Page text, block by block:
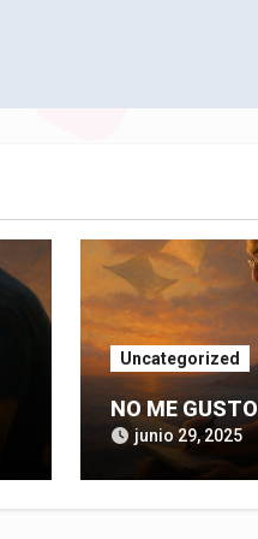
Uncategorized
NO ME GUSTO
junio 29, 2025